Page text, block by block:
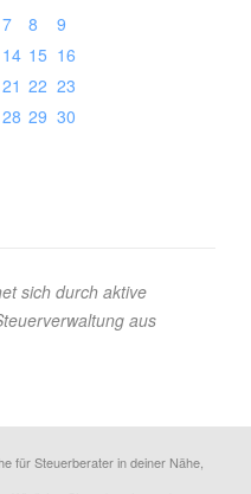
7 8
9
14 15 16
21 22 23
28 29 30
sich durch aktive
aus
für Steuerberater in deiner Nähe,